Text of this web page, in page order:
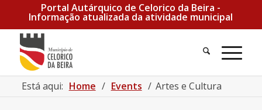
Portal Autárquico de Celorico da Beira -
Informação atualizada da atividade municipal
Está aqui: Home / Events / Artes e Cultura